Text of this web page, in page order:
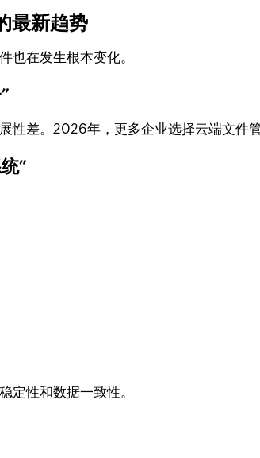
最新趋势
也在发生根本变化。
性差。2026年，更多企业选择云端文件
”
定性和数据一致性。